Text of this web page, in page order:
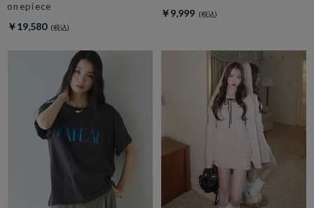
onepiece
￥19,580
￥9,999